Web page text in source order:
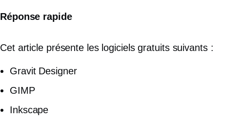
Réponse rapide
Cet article présente les logiciels gratuits suivants :
Gravit Designer
GIMP
Inkscape